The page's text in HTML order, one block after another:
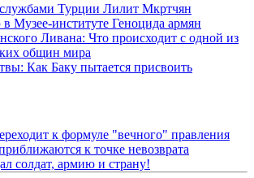
Турции Лилит Мкртчян
Музее-институте Геноцида армян
Ливана: Что происходит с одной из
общин мира
Как Баку пытается присвоить
к формуле "вечного" правления
к точке невозврата
солдат, армию и страну!